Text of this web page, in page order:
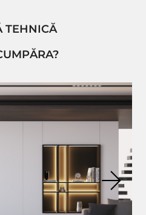
TEHNICĂ